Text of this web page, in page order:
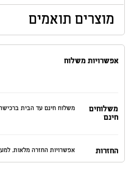
מוצרים תואמים
אפשרויות משלוח
משלוחים
חינם
משלוח חינם עד הבית ברכישה מעל
החזרות אפשרויות החזרה מלאות.